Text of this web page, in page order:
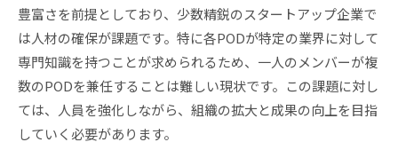
豊富さを前提としており、少数精鋭のスタートアップ企業で
は人材の確保が課題です。特に各PODが特定の業界に対して
専門知識を持つことが求められるため、一人のメンバーが複
数のPODを兼任することは難しい現状です。この課題に対し
ては、人員を強化しながら、組織の拡大と成果の向上を目指
していく必要があります。